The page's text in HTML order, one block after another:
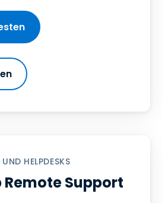
HELPDESKS
Support